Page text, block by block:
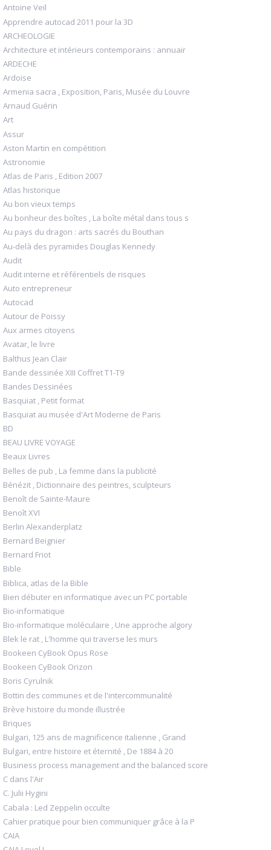
Antoine Veil
Apprendre autocad 2011 pour la 3D
ARCHEOLOGIE
Architecture et intérieurs contemporains : annuair
ARDECHE
Ardoise
Armenia sacra , Exposition, Paris, Musée du Louvre
Arnaud Guérin
Art
Assur
Aston Martin en compétition
Astronomie
Atlas de Paris , Edition 2007
Atlas historique
Au bon vieux temps
Au bonheur des boîtes , La boîte métal dans tous s
Au pays du dragon : arts sacrés du Bouthan
Au-delà des pyramides Douglas Kennedy
Audit
Audit interne et référentiels de risques
Auto entrepreneur
Autocad
Autour de Poissy
Aux armes citoyens
Avatar, le livre
Balthus Jean Clair
Bande dessinée XIII Coffret T1-T9
Bandes Dessinées
Basquiat , Petit format
Basquiat au musée d'Art Moderne de Paris
BD
BEAU LIVRE VOYAGE
Beaux Livres
Belles de pub , La femme dans la publicité
Bénézit , Dictionnaire des peintres, sculpteurs
Benoît de Sainte-Maure
Benoît XVI
Berlin Alexanderplatz
Bernard Beignier
Bernard Friot
Bible
Biblica, atlas de la Bible
Bien débuter en informatique avec un PC portable
Bio-informatique
Bio-informatique moléculaire , Une approche algory
Blek le rat , L'homme qui traverse les murs
Bookeen CyBook Opus Rose
Bookeen CyBook Orizon
Boris Cyrulnik
Bottin des communes et de l'intercommunalité
Brève histoire du monde illustrée
Briques
Bulgari, 125 ans de magnificence italienne , Grand
Bulgari, entre histoire et éternité , De 1884 à 20
Business process management and the balanced score
C dans l'Air
C. Julii Hygini
Cabala : Led Zeppelin occulte
Cahier pratique pour bien communiquer grâce à la P
CAIA